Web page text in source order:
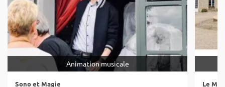
Animation musicale
Sono et Magie
Le